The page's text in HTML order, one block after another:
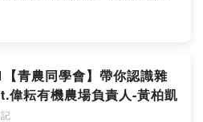
眉角：現金流量的掌握及政
reurl.cc/10YkVp→財務長的農
agricfoview→聯
青農同學會】帶你認識雜
偉耘有機農場負責人-黃柏凱